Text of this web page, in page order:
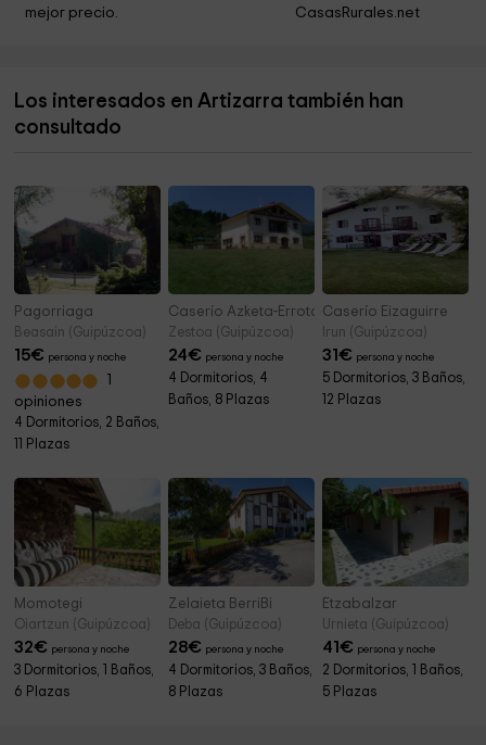
Monte de San Marcial 5,5 km
Escuela de Caza Arkale
mejor precio.
CasasRurales.net
Los interesados en Artizarra también han
consultado
Pagorriaga
Beasain (Guipúzcoa)
15€ persona y noche
1
opiniones
4 Dormitorios, 2 Baños,
11 Plazas
Caserío Azketa-Errota
Zestoa (Guipúzcoa)
24€ persona y noche
4 Dormitorios, 4
Baños, 8 Plazas
Caserío Eizaguirre
Irun (Guipúzcoa)
31€ persona y noche
5 Dormitorios, 3 Baños,
12 Plazas
Momotegi
Oiartzun (Guipúzcoa)
32€ persona y noche
3 Dormitorios, 1 Baños,
6 Plazas
Zelaieta BerriBi
Deba (Guipúzcoa)
28€ persona y noche
4 Dormitorios, 3 Baños,
8 Plazas
Etzabalzar
Urnieta (Guipúzcoa)
41€ persona y noche
2 Dormitorios, 1 Baños,
5 Plazas